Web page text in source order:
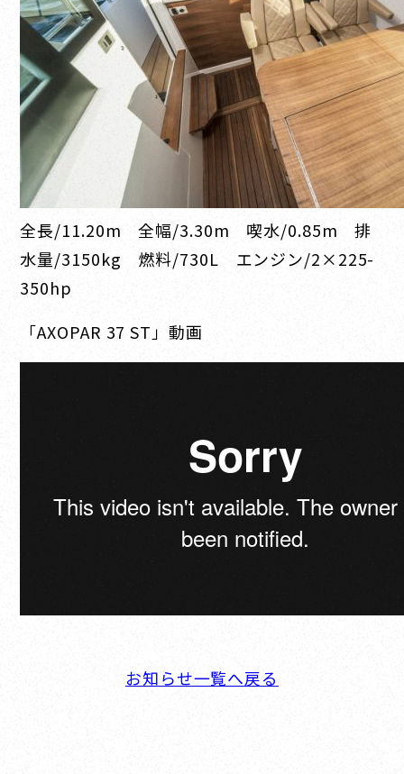
全長/11.20m 全幅/3.30m 喫水/0.85m 排
水量/3150kg 燃料/730L エンジン/2×225-
350hp
「AXOPAR 37 ST」動画
お知らせ一覧へ戻る